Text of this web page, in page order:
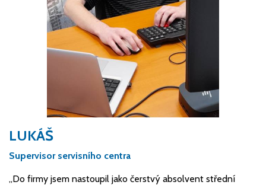
LUKÁŠ
Supervisor servisního centra
„Do firmy jsem nastoupil jako čerstvý absolvent střední